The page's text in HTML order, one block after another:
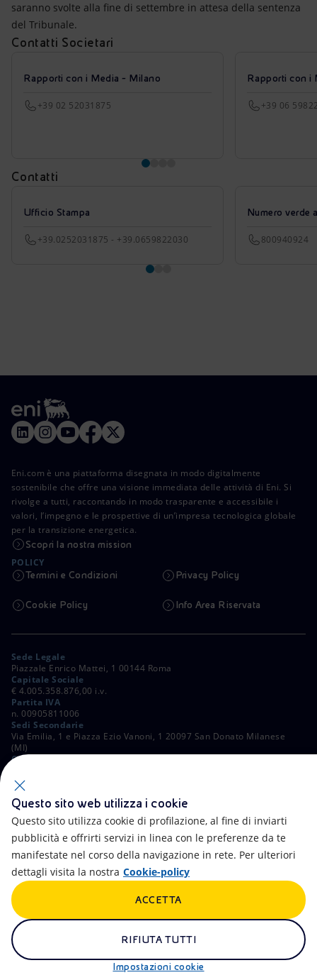
saranno svolte alla fine di settembre in attesa della sentenza
del Tribunale.
Contatti Societari
Rapporti con i Media - Milano
+39 02 52031875
Rapporti con i
+39 06
Contatti
Ufficio Stampa
+39.0252031875 - +39.0659822030
Numero verde
800940924
Eni.com è una piattaforma disegnata in modo digitalmente
sostenibile che offre una visione immediata delle attività di Eni. Si
rivolge a tutti, raccontando in modo trasparente e accessibile i
valori, l’impegno e le prospettive di un’impresa tecnologica globale
per la transizione energetica.
Scopri la nostra mission
POLICY
Termini e Condizioni Privacy Policy
Cookie Policy Info Area Riservata
Sede Legale
Piazzale Enrico Mattei, 1 00144 Roma
Capitale Sociale
€ 4.005.358.876,00 i.v.
Partita IVA
n. 00905811006
Sedi Secondarie
Via Emilia, 1 e Piazza Ezio Vanoni, 1 20097 San Donato Milanese
(MI)
C. Fiscale e Registro Imprese di Roma
ALTRI LINK
Accessibilità Calendario
Newsletter Intelligenza artificiale
Truffe e Phishing
Remit Alluvioni
Questo sito web utilizza i cookie
Questo sito utilizza cookie di profilazione, al fine di inviarti
pubblicità e offrirti servizi in linea con le preferenze da te
manifestate nel corso della navigazione in rete. Per ulteriori
dettagli visita la nostra Cookie-policy
Impostazioni cookie
RIFIUTA TUTTI
ACCETTA